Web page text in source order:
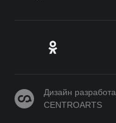
CENTROARTS